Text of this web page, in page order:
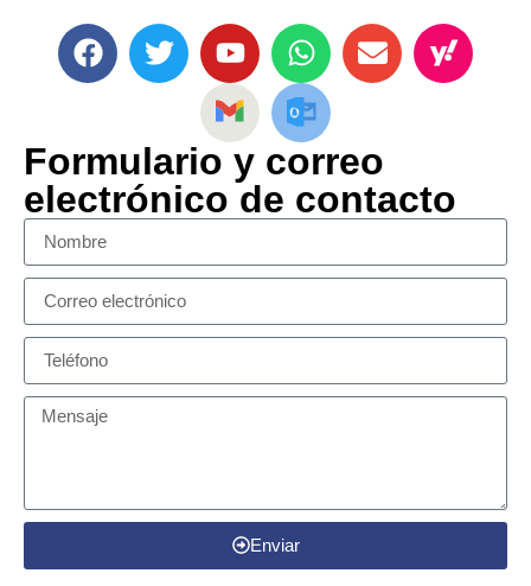
Formulario y correo
electrónico de contacto
Enviar